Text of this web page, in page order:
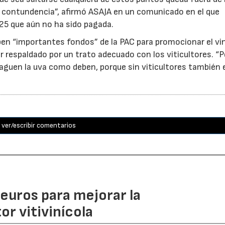
afirmó ASAJA en un comunicado en el que
que aún no ha sido pagada.
“importantes fondos” de la PAC para promocionar el
respaldado por un trato adecuado con los viticultores.
la uva como deben, porque sin viticultores también
ver/escribir comentarios
para mejorar la
vitivinícola